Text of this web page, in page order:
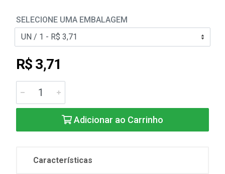
SELECIONE UMA EMBALAGEM
R$ 3,71
Adicionar ao Carrinho
Características